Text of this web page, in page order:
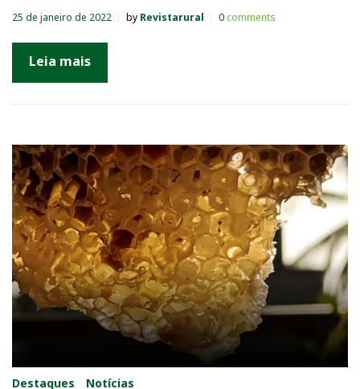
25 de janeiro de 2022 by Revistarural 0comments
Leia mais
Destaques Notícias